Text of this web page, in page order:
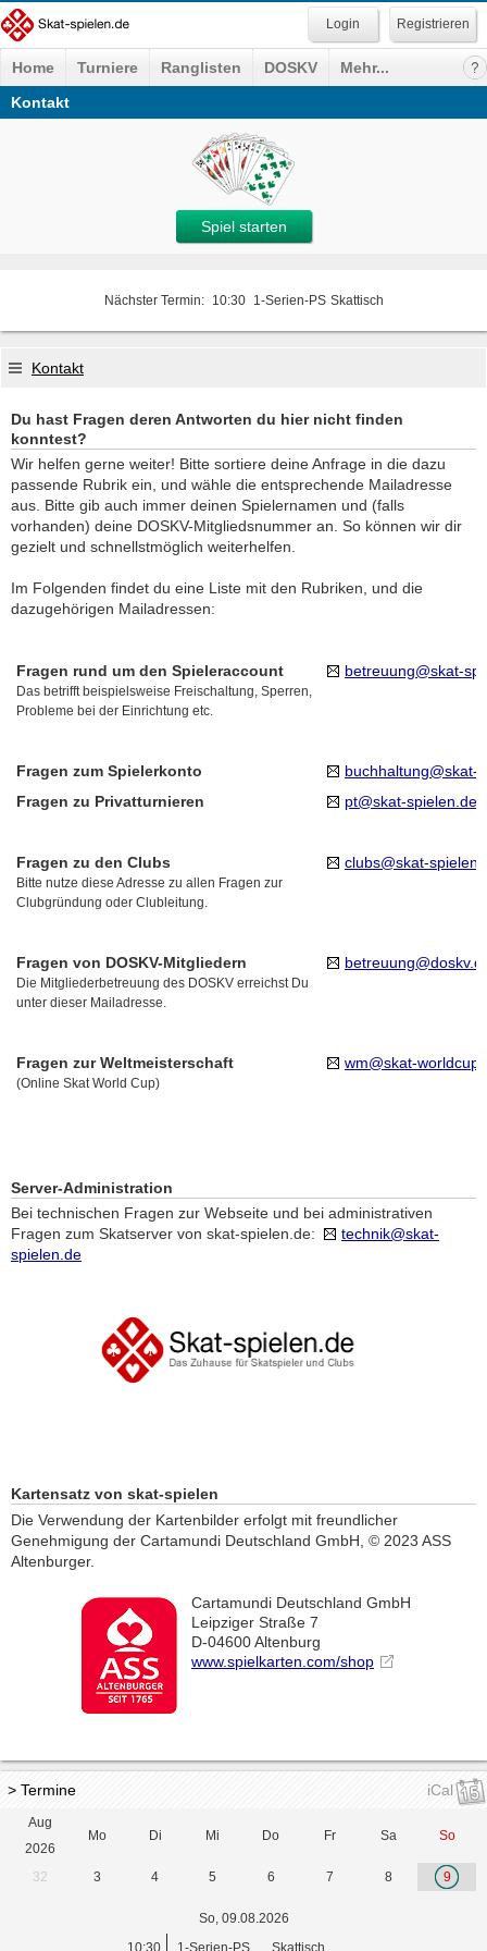
Registrieren
Home Turniere Ranglisten DOSKV
Mehr...
Kontakt
Spiel starten
Nächster Termin: 10:30 1-Serien-PS Skattisch
Kontakt
Du hast Fragen deren Antworten du hier nicht finden
konntest?
Wir helfen gerne weiter! Bitte sortiere deine Anfrage in die dazu
passende Rubrik ein, und wähle die entsprechende Mailadresse
aus. Bitte gib auch immer deinen Spielernamen und (falls
vorhanden) deine DOSKV-Mitgliedsnummer an. So können wir dir
gezielt und schnellstmöglich weiterhelfen.
Im Folgenden findet du eine Liste mit den Rubriken, und die
dazugehörigen Mailadressen:
Fragen rund um den Spieleraccount
Das betrifft beispielsweise Freischaltung, Sperren,
Probleme bei der Einrichtung etc.
betreuung@skat-
Fragen zum Spielerkonto
buchhaltung@skat-
Fragen zu Privatturnieren
pt@skat-spielen.de
Fragen zu den Clubs
Bitte nutze diese Adresse zu allen Fragen zur
Clubgründung oder Clubleitung.
clubs@skat-
Fragen von DOSKV-Mitgliedern
Die Mitgliederbetreuung des DOSKV erreichst Du
unter dieser Mailadresse.
Fragen zur Weltmeisterschaft
(Online Skat World Cup)
wm@skat-
Server-Administration
Bei technischen Fragen zur Webseite und bei administrativen
Fragen zum Skatserver von skat-spielen.de:
technik@skat-
spielen.de
Kartensatz von skat-spielen
Die Verwendung der Kartenbilder erfolgt mit freundlicher
Genehmigung der Cartamundi Deutschland GmbH, © 2023 ASS
Altenburger.
Cartamundi Deutschland GmbH
Leipziger Straße 7
D-04600 Altenburg
www.spielkarten.com/shop
> Termine iCal
Aug
2026
Mo Di Mi Do Fr Sa So
32 3 4 5 6 7 8 9
So, 09.08.2026
10:30
1-Serien-PS Skattisch